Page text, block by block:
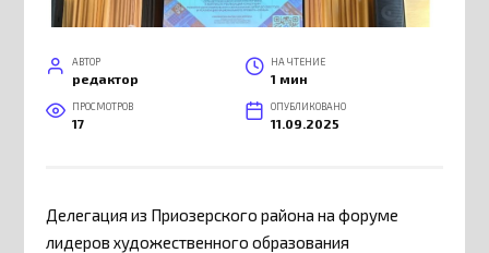
АВТОР
редактор
НА ЧТЕНИЕ
1 мин
ПРОСМОТРОВ
17
ОПУБЛИКОВАНО
11.09.2025
Делегация из Приозерского района на форуме
лидеров художественного образования